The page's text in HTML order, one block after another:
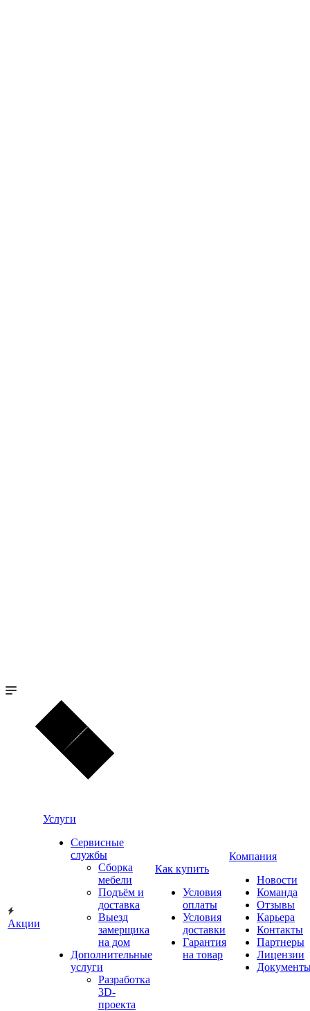
Акции
Услуги
Сервисные
службы
Сборка
мебели
Подъём и
доставка
Выезд
замерщика
на дом
Дополнительные
услуги
Разработка
3D-
проекта
Как купить
Условия
оплаты
Условия
доставки
Гарантия
на товар
Компания
Новости
Команда
Отзывы
Карьера
Контакты
Партнеры
Лицензии